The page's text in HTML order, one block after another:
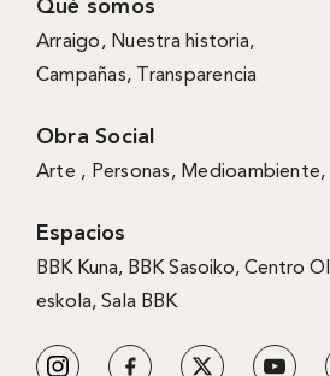
Qué somos
Arraigo, Nuestra historia,
Campañas, Transparencia
Obra Social
Arte , Personas, Medioambiente,
Espacios
BBK Kuna, BBK Sasoiko, Centro
eskola, Sala BBK